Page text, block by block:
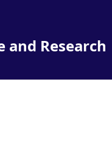
and Research